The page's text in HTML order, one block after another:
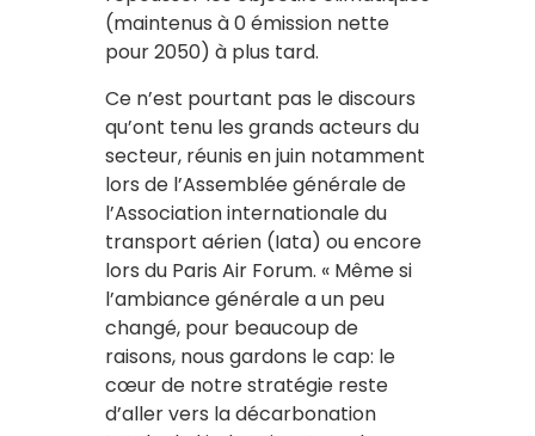
(maintenus à 0 émission nette
pour 2050) à plus tard.
Ce n’est pourtant pas le discours
qu’ont tenu les grands acteurs du
secteur, réunis en juin notamment
lors de l’Assemblée générale de
l’Association internationale du
transport aérien (Iata) ou encore
lors du Paris Air Forum. « Même si
l’ambiance générale a un peu
changé, pour beaucoup de
raisons, nous gardons le cap: le
cœur de notre stratégie reste
d’aller vers la décarbonation